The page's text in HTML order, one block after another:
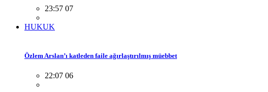
23:57 07
HUKUK
Özlem Arslan’ı katleden faile ağırlaştırılmış müebbet
22:07 06